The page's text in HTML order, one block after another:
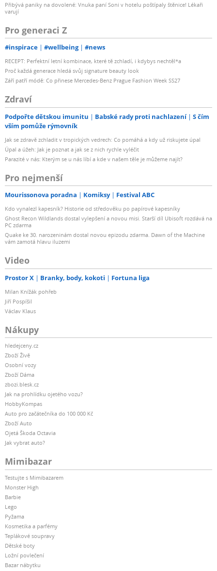
Přibývá paniky na dovolené: Vnuka paní Soni v hotelu poštípaly štěnice! Lékaři
varují
Pro generaci Z
#inspirace #wellbeing #news
RECEPT: Perfektní letní kombinace, které tě zchladí, i kdybys nechtěl*a
Proč každá generace hledá svůj signature beauty look
Září patří módě: Co přinese Mercedes-Benz Prague Fashion Week SS27
Zdraví
Podpořte dětskou imunitu Babské rady proti nachlazení
S čím
vším pomůže rýmovník
Jak se zdravě zchladit v tropických vedrech: Co pomáhá a kdy už riskujete úpal
Úpal a úžeh: Jak je poznat a jak se z nich rychle vyléčit
Parazité v nás: Kterým se u nás líbí a kde v našem těle je můžeme najít?
Pro nejmenší
Mourissonova poradna Komiksy Festival ABC
Kdo vynalezl kapesník? Historie od středověku po papírové kapesníky
Ghost Recon Wildlands dostal vylepšení a novou misi. Starší díl Ubisoft rozdává na
PC zdarma
Quake ke 30. narozeninám dostal novou epizodu zdarma. Dawn of the Machine
vám zamotá hlavu iluzemi
Video
Prostor X Branky, body, kokoti Fortuna liga
Milan Knížák pohřeb
Jiří Pospíšil
Václav Klaus
Nákupy
hledejceny.cz
Zboží Živě
Osobní vozy
Zboží Dáma
zbozi.blesk.cz
Jak na prohlídku ojetého vozu?
HobbyKompas
Auto pro začátečníka do 100 000 Kč
Zboží Auto
Ojetá Škoda Octavia
Jak vybrat auto?
Mimibazar
Testujte s Mimibazarem
Monster High
Barbie
Lego
Pyžama
Kosmetika a parfémy
Teplákové soupravy
Dětské boty
Ložní povlečení
Bazar nábytku